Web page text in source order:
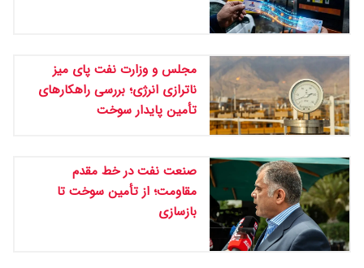
مجلس و وزارت نفت پای میز
ناترازی انرژی؛ بررسی راهکارهای
تأمین پایدار سوخت
صنعت نفت در خط مقدم
مقاومت؛ از تأمین سوخت تا
بازسازی